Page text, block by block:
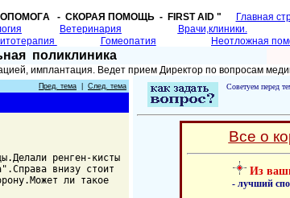
- СКОРАЯ ПОМОЩЬ - FIRST AID "
Главная
Ветеринария Врачи,клиники.
Гомеопатия Неотложная
поликлиника
имплантация. Ведет прием Директор по вопросам
Пред. тема След. тема
ренген-кисты
внизу стоит
ли такое
Советуем перед
Все о
Из
- лучший